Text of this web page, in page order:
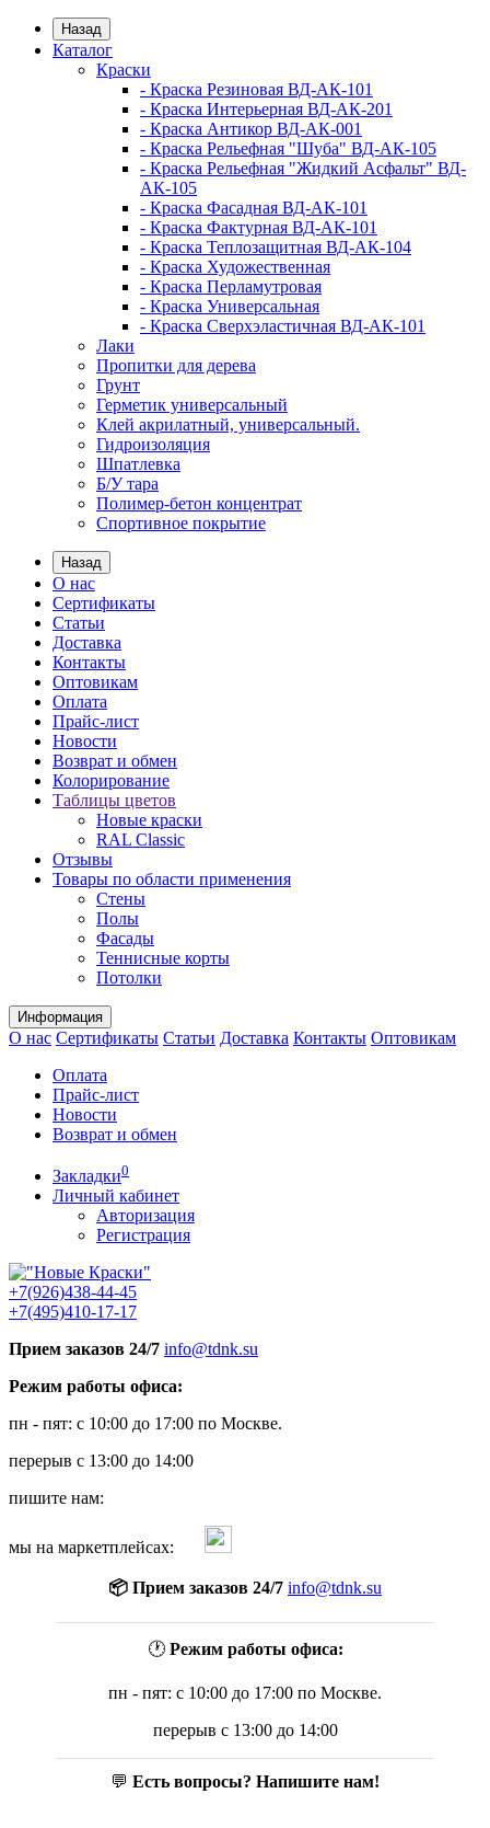
Назад
Каталог
Краски
- Краска Резиновая ВД-АК-101
- Краска Интерьерная ВД-АК-201
- Краска Антикор ВД-АК-001
- Краска Рельефная "Шуба" ВД-АК-105
- Краска Рельефная "Жидкий Асфальт" ВД-
АК-105
- Краска Фасадная ВД-АК-101
- Краска Фактурная ВД-АК-101
- Краска Теплозащитная ВД-АК-104
- Краска Художественная
- Краска Перламутровая
- Краска Универсальная
- Краска Сверхэластичная ВД-АК-101
Лаки
Пропитки для дерева
Грунт
Герметик универсальный
Клей акрилатный, универсальный.
Гидроизоляция
Шпатлевка
Б/У тара
Полимер-бетон концентрат
Спортивное покрытие
Назад
О нас
Сертификаты
Статьи
Доставка
Контакты
Оптовикам
Оплата
Прайс-лист
Новости
Возврат и обмен
Колорирование
Таблицы цветов
Новые краски
RAL Classic
Отзывы
Товары по области применения
Стены
Полы
Фасады
Теннисные корты
Потолки
Информация
О нас Сертификаты Статьи Доставка Контакты Оптовикам
Оплата
Прайс-лист
Новости
Возврат и обмен
Закладки0
Личный кабинет
Авторизация
Регистрация
+7(926)438-44-45
+7(495)410-17-17
Прием заказов 24/7 info@tdnk.su
Режим работы офиса:
пн - пят: с 10:00 до 17:00 по Москве.
перерыв с 13:00 до 14:00
пишите нам:
мы на маркетплейсах:
📦 Прием заказов 24/7 info@tdnk.su
🕐 Режим работы офиса:
пн - пят: с 10:00 до 17:00 по Москве.
перерыв с 13:00 до 14:00
💬 Есть вопросы? Напишите нам!